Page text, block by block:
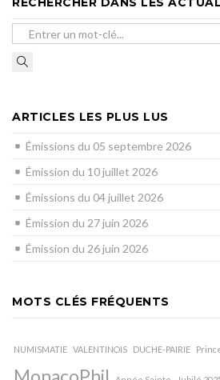
ARTICLES LES PLUS LUS
Émissions du 05 septembre 2026
Émission du 10 juillet 2026
Émissions du 04 juillet 2026
Émission du 27 juin 2026
Émission du 26 juin 2026
MOTS CLÉS FRÉQUENTS
NUMISMATIE VALENTINOIS DUCHE-PAIRIE